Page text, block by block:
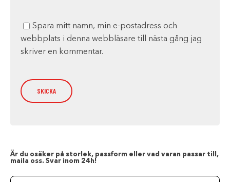
Spara mitt namn, min e-postadress och
webbplats i denna webbläsare till nästa gång jag
skriver en kommentar.
Är du osäker på storlek, passform eller vad varan passar till,
maila oss. Svar inom 24h!